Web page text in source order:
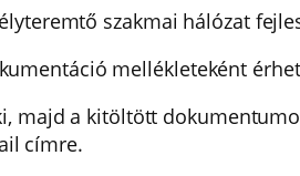
szakmai hálózat
mellékleteként
majd a kitöltött
címre.